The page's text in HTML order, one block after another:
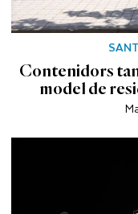
Contenidors
model de